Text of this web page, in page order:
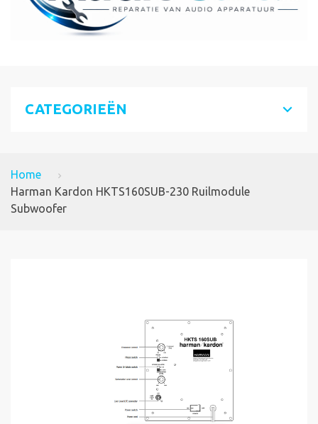
CATEGORIEËN
Home
Harman Kardon HKTS160SUB-230 Ruilmodule
Subwoofer